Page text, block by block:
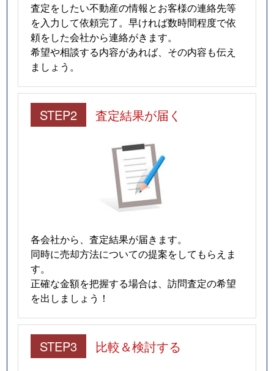
査定をしたい不動産の情報とお客様の連絡先等
を入力して依頼完了。早ければ数時間程度で依
頼をした会社から連絡がきます。
希望や相談する内容があれば、その内容も伝え
ましょう。
STEP2 査定結果が届く
各会社から、査定結果が届きます。
同時に売却方法についての提案をしてもらえま
す。
正確な金額を把握する場合は、訪問査定の希望
を出しましょう！
STEP3 比較＆検討する